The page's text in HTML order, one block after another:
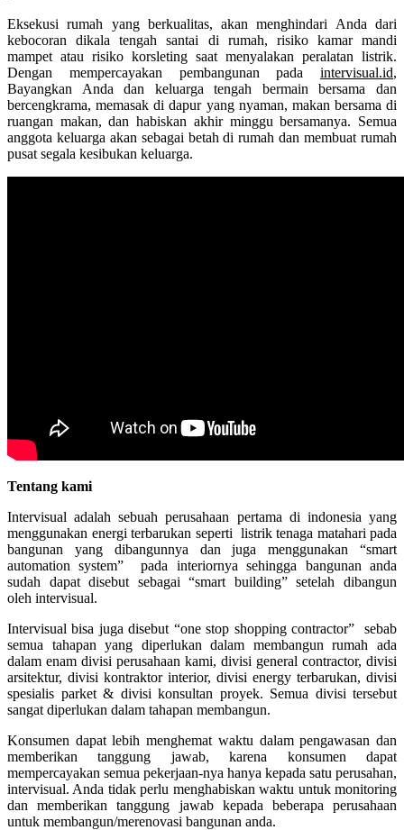
Eksekusi rumah yang berkualitas, akan menghindari Anda dari
kebocoran dikala tengah santai di rumah, risiko kamar mandi
mampet atau risiko korsleting saat menyalakan peralatan listrik.
Dengan mempercayakan pembangunan pada intervisual.id,
Bayangkan Anda dan keluarga tengah bermain bersama dan
bercengkrama, memasak di dapur yang nyaman, makan bersama di
ruangan makan, dan habiskan akhir minggu bersamanya. Semua
anggota keluarga akan sebagai betah di rumah dan membuat rumah
pusat segala kesibukan keluarga.
Tentang kami
Intervisual adalah sebuah perusahaan pertama di indonesia yang
menggunakan energi terbarukan seperti listrik tenaga matahari pada
bangunan yang dibangunnya dan juga menggunakan “smart
automation system” pada interiornya sehingga bangunan anda
sudah dapat disebut sebagai “smart building” setelah dibangun
oleh intervisual.
Intervisual bisa juga disebut “one stop shopping contractor” sebab
semua tahapan yang diperlukan dalam membangun rumah ada
dalam enam divisi perusahaan kami, divisi general contractor, divisi
arsitektur, divisi kontraktor interior, divisi energy terbarukan, divisi
spesialis parket & divisi konsultan proyek. Semua divisi tersebut
sangat diperlukan dalam tahapan membangun.
Konsumen dapat lebih menghemat waktu dalam pengawasan dan
memberikan tanggung jawab, karena konsumen dapat
mempercayakan semua pekerjaan-nya hanya kepada satu perusahan,
intervisual. Anda tidak perlu menghabiskan waktu untuk monitoring
dan memberikan tanggung jawab kepada beberapa perusahaan
untuk membangun/merenovasi bangunan anda.